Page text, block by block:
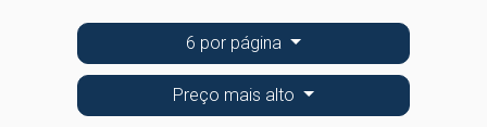
6 por página
Preço mais alto